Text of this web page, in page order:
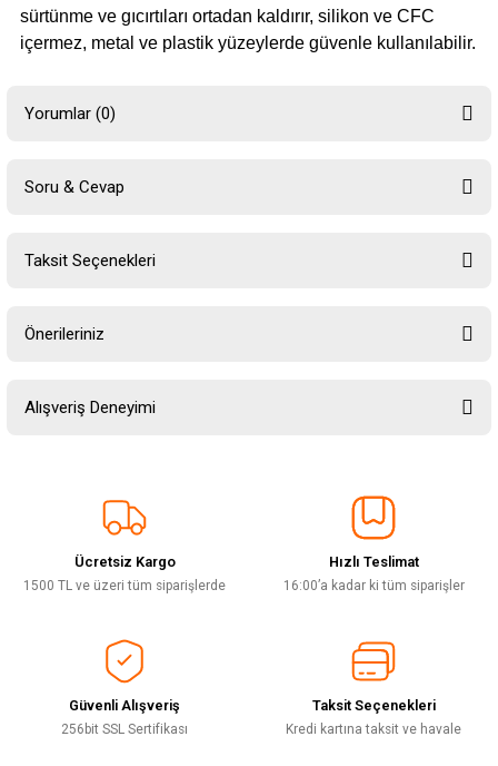
sürtünme ve gıcırtıları ortadan kaldırır, silikon ve CFC
içermez, metal ve plastik yüzeylerde güvenle kullanılabilir.
Yorumlar (0)
Soru & Cevap
Taksit Seçenekleri
Önerileriniz
Bu ürünün fiyat bilgisi, resim, ürün açıklamalarında ve diğer konularda
yetersiz gördüğünüz noktaları öneri formunu kullanarak tarafımıza
Ürün resmi kalitesiz, bozuk veya görüntülenemiyor.
Ürün açıklamasında eksik bilgiler bulunuyor.
Ürün bilgilerinde hatalar bulunuyor.
Bu ürüne benzer farklı alternatifler olmalı.
Alışveriş Deneyimi
Deneyimini Paylaş
Ücretsiz Kargo
1500 TL ve üzeri tüm siparişlerde
Hızlı Teslimat
16:00’a kadar ki tüm siparişler
Güvenli Alışveriş
256bit SSL Sertifikası
Taksit Seçenekleri
Kredi kartına taksit ve havale